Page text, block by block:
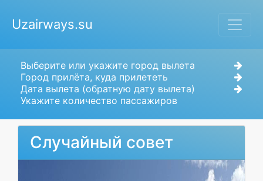
Uzairways.su
Выберите или укажите город вылета
Город прилёта, куда прилететь
Дата вылета (обратную дату вылета)
Укажите количество пассажиров
Случайный совет